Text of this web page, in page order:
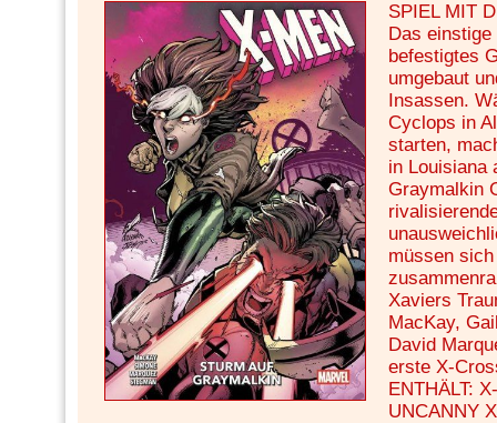
SPIEL MIT
Das
befestigtes
umgebaut
Insassen.
Cyclops in
starten,
in Louisiana
Graymalkin
müssen
Xaviers
MacKay,
David
erste X-
ENTHÄLT:
UNCANNY